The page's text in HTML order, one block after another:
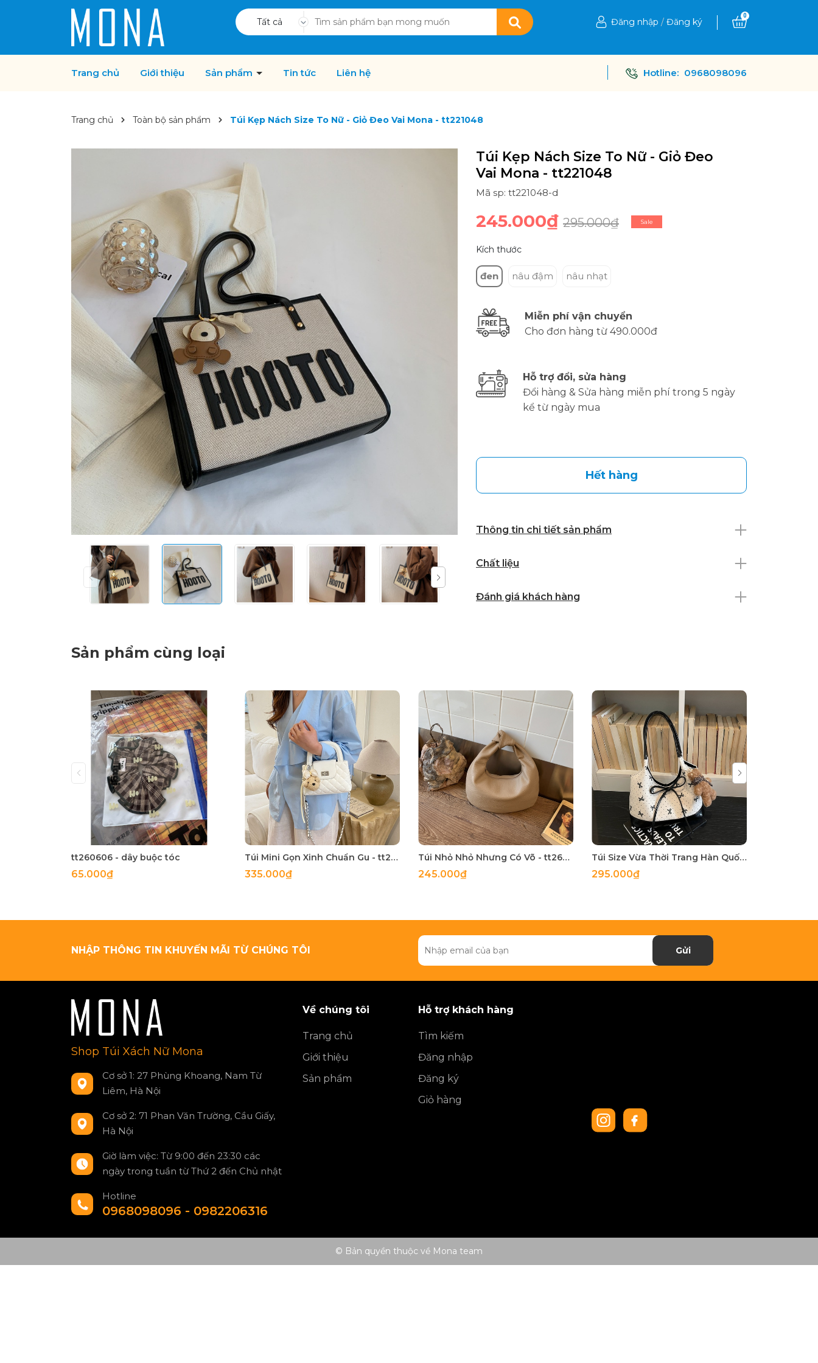
Tất cả Đăng nhập / Đăng ký
0
Trang chủ Giới thiệu Sản phẩm Tin tức Liên hệ Hotline: 0968098096
Trang chủ Toàn bộ sản phẩm Túi Kẹp Nách Size To Nữ - Giỏ Đeo Vai Mona - tt221048
Túi Kẹp Nách Size To Nữ - Giỏ Đeo
Vai Mona - tt221048
Mã sp: tt221048-d
245.000₫ 295.000₫ Sale
Kích thước
đen nâu đậm nâu nhạt
Miễn phí vận chuyển
Cho đơn hàng từ 490.000đ
Hỗ trợ đổi, sửa hàng
Đổi hàng & Sửa hàng miễn phí trong 5 ngày
kể từ ngày mua
Hết hàng
Thông tin chi tiết sản phẩm
Chất liệu
Đánh giá khách hàng
Sản phẩm cùng loại
tt260606 - dây buộc tóc
65.000₫
Túi Mini Gọn Xinh Chuẩn Gu - tt260518
335.000₫
Túi Nhỏ Nhỏ Nhưng Có Võ - tt260515
245.000₫
Túi Size Vừa Thời Trang Hàn Quốc - tt260513
295.000₫
NHẬP THÔNG TIN KHUYẾN MÃI TỪ CHÚNG TÔI Gửi
Shop Túi Xách Nữ Mona
Cơ sở 1: 27 Phùng Khoang, Nam Từ
Liêm, Hà Nội
Cơ sở 2: 71 Phan Văn Trường, Cầu Giấy,
Hà Nội
Giờ làm việc: Từ 9:00 đến 23:30 các
ngày trong tuần từ Thứ 2 đến Chủ nhật
Hotline
0968098096 - 0982206316
Về chúng tôi
Trang chủ
Giới thiệu
Sản phẩm
Hỗ trợ khách hàng
Tìm kiếm
Đăng nhập
Đăng ký
Giỏ hàng
© Bản quyền thuộc về Mona team